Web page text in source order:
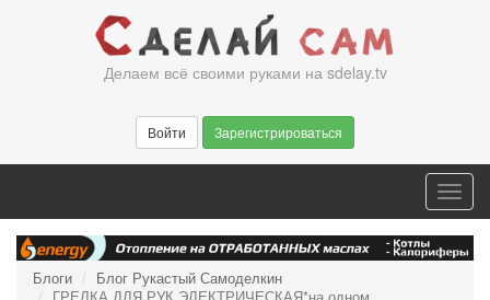
Делаем всё своими руками на sdelay.tv
Войти Зарегистрироваться
Блоги
Блог Рукастый Самоделкин